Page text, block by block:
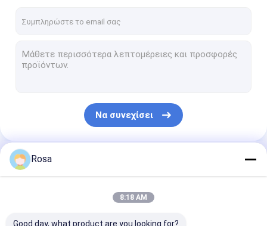
Να συνεχίσει
Οι Κατηγορίες Μας
Rosa
8:18 AM
Good day, what product are you looking for?